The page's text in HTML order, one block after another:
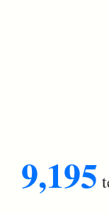
9,195